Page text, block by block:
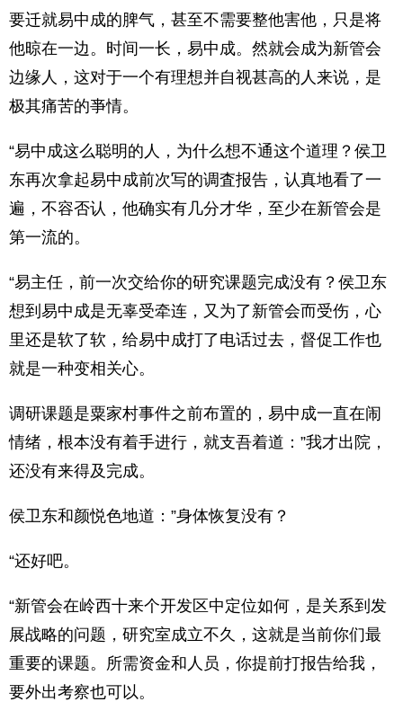
要迁就易中成的脾气，甚至不需要整他害他，只是将
他晾在一边。时间一长，易中成。然就会成为新管会
边缘人，这对于一个有理想并自视甚高的人来说，是
极其痛苦的亊情。
“易中成这么聪明的人，为什么想不通这个道理？侯卫
东再次拿起易中成前次写的调査报告，认真地看了一
遍，不容否认，他确实有几分才华，至少在新管会是
第一流的。
“易主任，前一次交给你的研究课题完成没有？侯卫东
想到易中成是无辜受牵连，又为了新管会而受伤，心
里还是软了软，给易中成打了电话过去，督促工作也
就是一种变相关心。
调研课题是粟家村事件之前布置的，易中成一直在闹
情绪，根本没有着手进行，就支吾着道：”我才出院，
还没有来得及完成。
侯卫东和颜悦色地道：”身体恢复没有？
“还好吧。
“新管会在岭西十来个开发区中定位如何，是关系到发
展战略的问题，研究室成立不久，这就是当前你们最
重要的课题。所需资金和人员，你提前打报告给我，
要外出考察也可以。